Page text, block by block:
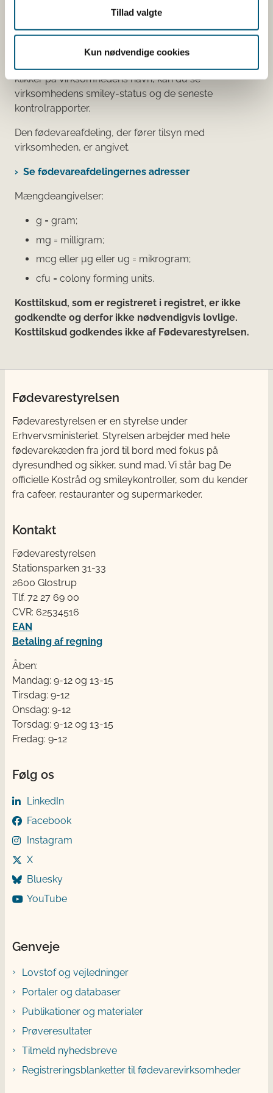
Tillad valgte
Kun nødvendige cookies
Du kan som forbruger læse mere om kosttilskud
Du kan også finde kontaktoplysninger på den
klikker på virksomhedens navn, kan du se
virksomhedens smiley-status og de seneste
kontrolrapporter.
Den fødevareafdeling, der fører tilsyn med
virksomheden, er angivet.
Se fødevareafdelingernes adresser
Mængdeangivelser:
g = gram;
mg = milligram;
mcg eller μg eller ug = mikrogram;
cfu = colony forming units.
Kosttilskud, som er registreret i registret, er ikke
godkendte og derfor ikke nødvendigvis lovlige.
Kosttilskud godkendes ikke af Fødevarestyrelsen.
Fødevarestyrelsen
Fødevarestyrelsen er en styrelse under
Erhvervsministeriet. Styrelsen arbejder med hele
fødevarekæden fra jord til bord med fokus på
dyresundhed og sikker, sund mad. Vi står bag De
officielle Kostråd og smileykontroller, som du kender
fra cafeer, restauranter og supermarkeder.
Kontakt
Fødevarestyrelsen
Stationsparken 31-33
2600 Glostrup
Tlf. 72 2​​​7 69 00
CVR: 62534516
EAN
Betaling af regning
Åben:
Mandag: 9-12 og 13-15
Tirsdag: 9-12
Onsdag: 9-12
Torsdag: 9-12 og 13-15
Fredag: 9-12
Følg os
LinkedIn
Facebook
Instagram
X
Bluesky
YouTube
Genveje
Lovstof og vejledninger
Portaler og databaser
Publikationer og materialer
Prøveresultater
Tilmeld nyhedsbreve
Registreringsblanketter til fødevarevirksomheder